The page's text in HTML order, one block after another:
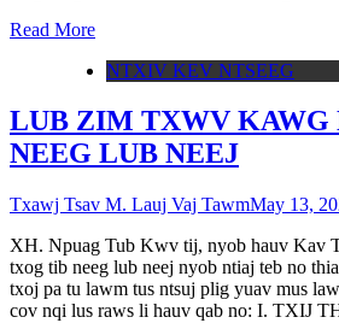
Read More
NTXIV KEV NTSEEG
LUB ZIM TXWV KAWG
NEEG LUB NEEJ
Txawj Tsav M. Lauj Vaj TawmMay 13,
XH. Npuag Tub Kwv tij, nyob hauv Kav
txog tib neeg lub neej nyob ntiaj teb no
txoj pa tu lawm tus ntsuj plig yuav mus
cov nqi lus raws li hauv qab no: I.